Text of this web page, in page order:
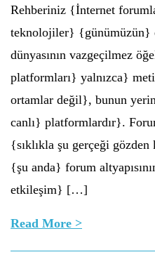
Rehberiniz {İnternet
teknolojiler} {günümüzün}
dünyasının vazgeçilmez
platformları} yalnızca}
ortamlar değil}, bunun
canlı} platformlardır}.
{sıklıkla şu gerçeği gözden
{şu anda} forum
etkileşim} […]
Read More >